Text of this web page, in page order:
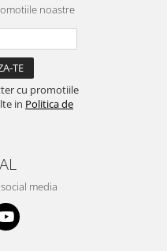
noastre
cu promotiile
in Politica de
media